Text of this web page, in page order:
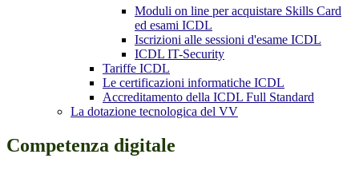
Moduli on line per acquistare Skills Card
ed esami ICDL
Iscrizioni alle sessioni d'esame ICDL
ICDL IT-Security
Tariffe ICDL
Le certificazioni informatiche ICDL
Accreditamento della ICDL Full Standard
La dotazione tecnologica del VV
Competenza digitale